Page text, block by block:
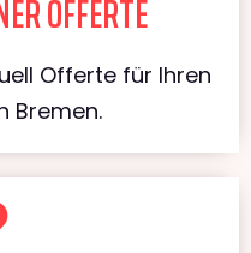
OFFERTE
Offerte für Ihren
Bremen.